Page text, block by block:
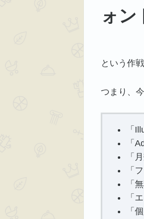
ォン
という作
つまり、
「
「
「
「
「
「
「